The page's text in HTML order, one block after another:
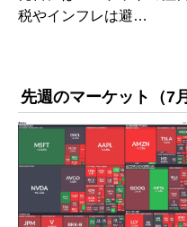
税やインフレは避…
先週のマーケット（7